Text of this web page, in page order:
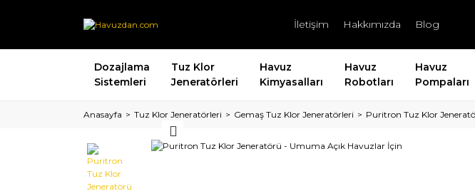
İletişim Hakkımızda Blog
Dozajlama
Sistemleri
Tuz Klor
Jeneratörleri
Havuz
Kimyasalları
Havuz
Robotları
Havuz
Pompaları
Anasayfa Tuz Klor Jeneratörleri Gemaş Tuz Klor Jeneratörleri Puritron Tuz Klor